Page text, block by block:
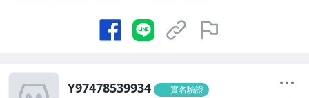
Y97478539934 實名驗證